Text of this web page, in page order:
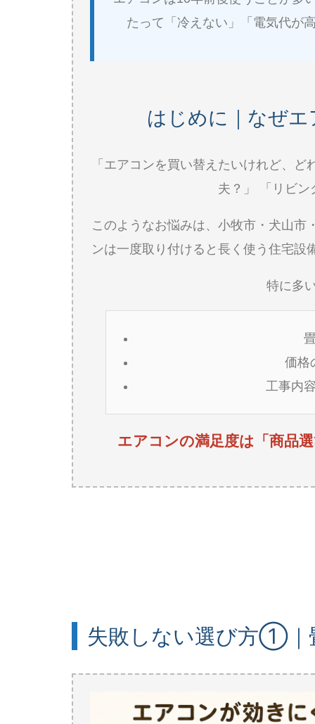
たって「冷えない」「電気代が
はじめに｜なぜ
「エアコンを買い替えたいけれど、
夫？」 「リビン
このようなお悩みは、小牧市・犬山市
ンは一度取り付けると長く使う住宅設
特に多
価格
工事内
エアコンの満足度は「商品
失敗しない選び方①｜